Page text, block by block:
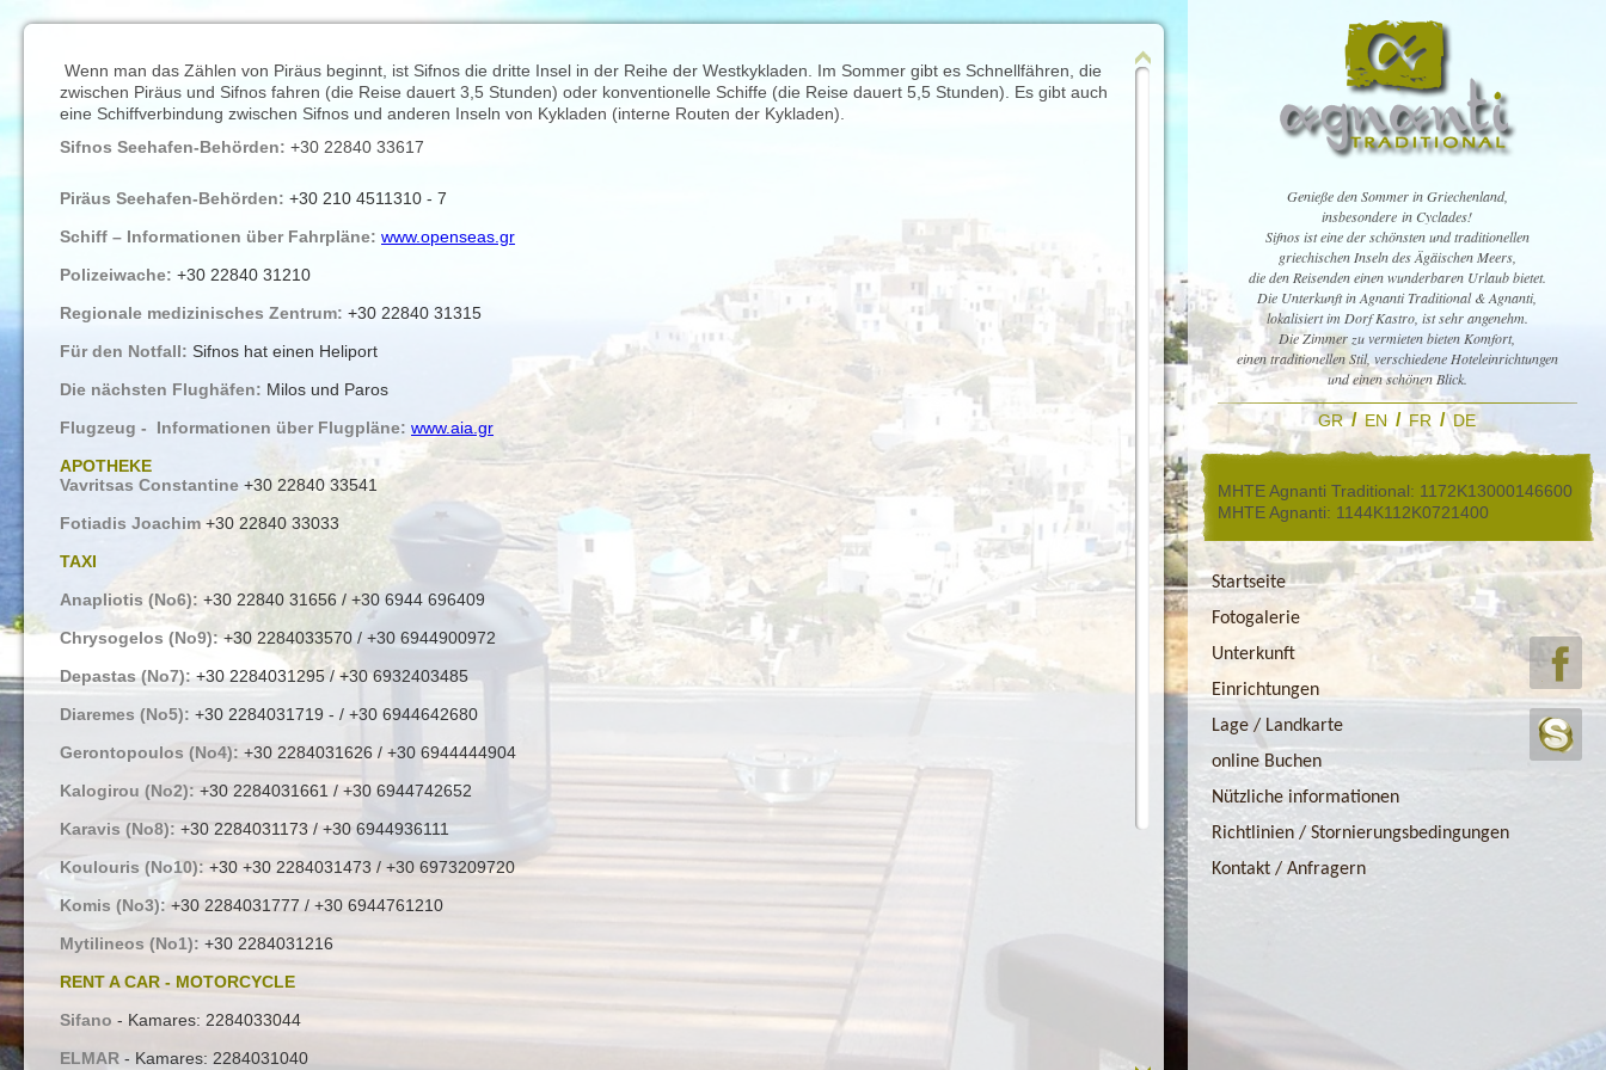
Genieße den Sommer in Griechenland,
insbesondere in Cyclades!
Sifnos ist eine der schönsten und traditionellen
griechischen Inseln des Ägäischen Meers,
die den Reisenden einen wunderbaren Urlaub bietet.
Die Unterkunft in Agnanti Traditional & Agnanti,
lokalisiert im Dorf Kastro, ist sehr angenehm.
Die Zimmer zu vermieten bieten Komfort,
einen traditionellen Stil, verschiedene Hoteleinrichtungen
und einen schönen Blick.
GR/ EN / FR / DE
MHTE Agnanti Traditional: 1172Κ13000146600
MHTE Agnanti: 1144Κ112Κ0721400
Startseite
Fotogalerie
Unterkunft
Einrichtungen
Lage / Landkarte
online Buchen
Nützliche informationen
Richtlinien / Stornierungsbedingungen
Kontakt / Anfragern
Wenn man das Zählen von Piräus beginnt, ist Sifnos die dritte Insel in der Reihe der Westkykladen. Im Sommer gibt es Schnellfähren, die
zwischen Piräus und Sifnos fahren (die Reise dauert 3,5 Stunden) oder konventionelle Schiffe (die Reise dauert 5,5 Stunden). Es gibt auch
eine Schiffverbindung zwischen Sifnos und anderen Inseln von Kykladen (interne Routen der Kykladen).
Sifnos Seehafen-Behörden: +30 22840 33617
Piräus Seehafen-Behörden: +30 210 4511310 - 7
Schiff – Informationen über Fahrpläne: www.openseas.gr
Polizeiwache: +30 22840 31210
Regionale medizinisches Zentrum: +30 22840 31315
Für den Notfall: Sifnos hat einen Heliport
Die nächsten Flughäfen: Milos und Paros
Flugzeug - Informationen über Flugpläne: www.aia.gr
APOTHEKE
Vavritsas Constantine +30 22840 33541
Fotiadis Joachim +30 22840 33033
TAXI
Anapliotis (No6): +30 22840 31656 / +30 6944 696409
Chrysogelos (No9):+30 2284033570 / +30 6944900972
Depastas (No7): +30 2284031295 / +30 6932403485
Diaremes (No5): +30 2284031719 - / +30 6944642680
Gerontopoulos (No4): +30 2284031626 / +30 6944444904
Kalogirou (No2): +30 2284031661 / +30 6944742652
Karavis (No8): +30 2284031173 / +30 6944936111
Koulouris (No10): +30 +30 2284031473 / +30 6973209720
Komis (No3):+30 2284031777 / +30 6944761210
Mytilineos (No1): +30 2284031216
RENT A CAR - MOTORCYCLE
Sifano - Kamares: 2284033044
ELMAR - Kamares: 2284031040